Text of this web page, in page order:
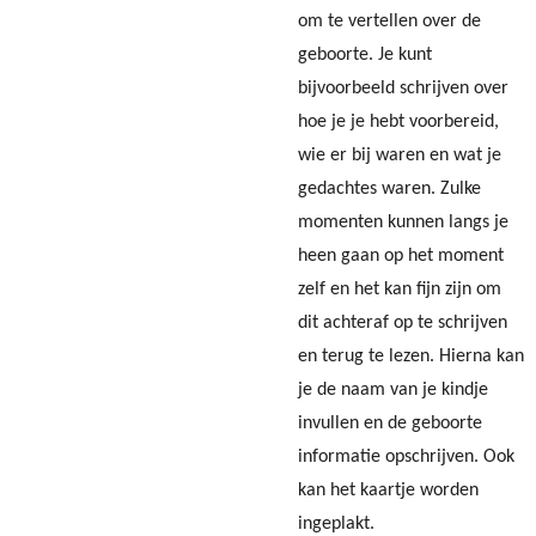
om te vertellen over de
geboorte. Je kunt
bijvoorbeeld schrijven over
hoe je je hebt voorbereid,
wie er bij waren en wat je
gedachtes waren. Zulke
momenten kunnen langs je
heen gaan op het moment
zelf en het kan fijn zijn om
dit achteraf op te schrijven
en terug te lezen. Hierna kan
je de naam van je kindje
invullen en de geboorte
informatie opschrijven. Ook
kan het kaartje worden
ingeplakt.